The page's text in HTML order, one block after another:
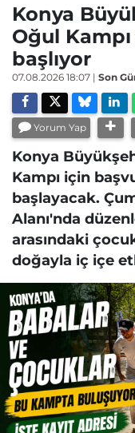
Konya
Oğul
başlıyor
07.08.2026 18:07 | Son
Yorum Yap
Konya
Kampı için
başlayacak.
Alanı'nda
arasındaki
doğayla iç içe